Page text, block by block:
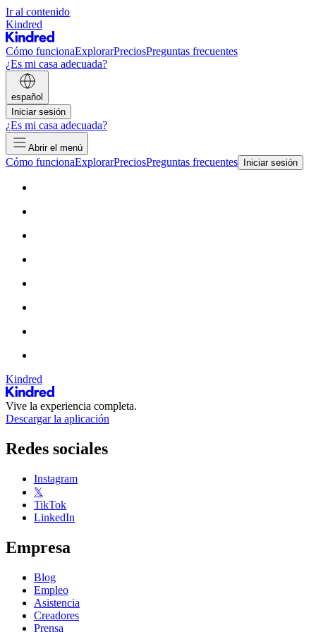
Ir al contenido
Kindred
Cómo funcionaExplorarPreciosPreguntas frecuentes
¿Es mi casa adecuada?
español
Iniciar sesión
¿Es mi casa adecuada?
Abrir el menú
Cómo funcionaExplorarPreciosPreguntas frecuentes Iniciar sesión
Kindred
Vive la experiencia completa.
Descargar la aplicación
Redes sociales
Instagram
𝕏
TikTok
LinkedIn
Empresa
Blog
Empleo
Asistencia
Creadores
Prensa